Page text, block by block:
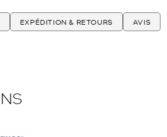
EXPÉDITION & RETOURS AVIS